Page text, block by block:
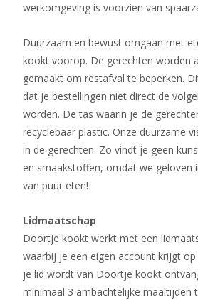
werkomgeving is voorzien van
Duurzaam en bewust omgaan met
kookt voorop. De gerechten worden
gemaakt om restafval te beperken.
dat je bestellingen niet direct de
worden. De tas waarin je de
recyclebaar plastic. Onze duurzame
in de gerechten. Zo vindt je geen
en smaakstoffen, omdat we geloven
van puur eten!
Lidmaatschap
Doortje kookt werkt met een
waarbij je een eigen account krijgt
je lid wordt van Doortje kookt
minimaal 3 ambachtelijke maaltijden